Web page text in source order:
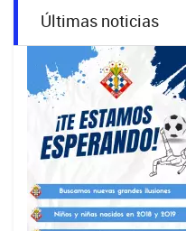
Últimas noticias